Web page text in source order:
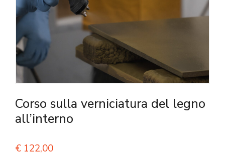
Corso sulla verniciatura del legno
all’interno
€ 122,00